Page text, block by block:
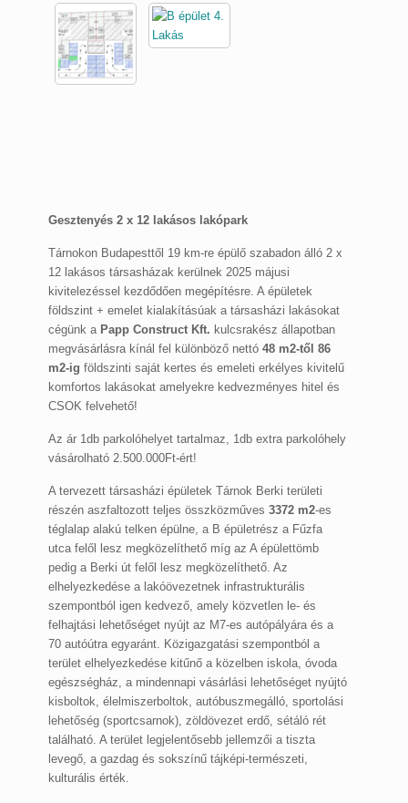
Gesztenyés 2 x 12 lakásos lakópark
Tárnokon Budapesttől 19 km-re épülő szabadon álló 2 x
12 lakásos társasházak kerülnek 2025 májusi
kivitelezéssel kezdődően megépítésre. A épületek
földszint + emelet kialakításúak a társasházi lakásokat
cégünk a Papp Construct Kft. kulcsrakész állapotban
megvásárlásra kínál fel különböző nettó 48 m2-től 86
m2-ig földszinti saját kertes és emeleti erkélyes kivitelű
komfortos lakásokat amelyekre kedvezményes hitel és
CSOK felvehető!
Az ár 1db parkolóhelyet tartalmaz, 1db extra parkolóhely
vásárolható 2.500.000Ft-ért!
A tervezett társasházi épületek Tárnok Berki területi
részén aszfaltozott teljes összközműves 3372 m2-es
téglalap alakú telken épülne, a B épületrész a Fűzfa
utca felől lesz megközelíthető míg az A épülettömb
pedig a Berki út felől lesz megközelíthető. Az
elhelyezkedése a lakóövezetnek infrastrukturális
szempontból igen kedvező, amely közvetlen le- és
felhajtási lehetőséget nyújt az M7-es autópályára és a
70 autóútra egyaránt. Közigazgatási szempontból a
terület elhelyezkedése kitűnő a közelben iskola, óvoda
egészségház, a mindennapi vásárlási lehetőséget nyújtó
kisboltok, élelmiszerboltok, autóbuszmegálló, sportolási
lehetőség (sportcsarnok), zöldövezet erdő, sétáló rét
található. A terület legjelentősebb jellemzői a tiszta
levegő, a gazdag és sokszínű tájképi-természeti,
kulturális érték.